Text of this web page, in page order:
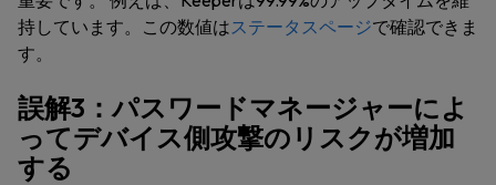
持しています。この数値はステータスページで確認できま
す。
誤解3：パスワードマネージャーによ
ってデバイス側攻撃のリスクが増加
する